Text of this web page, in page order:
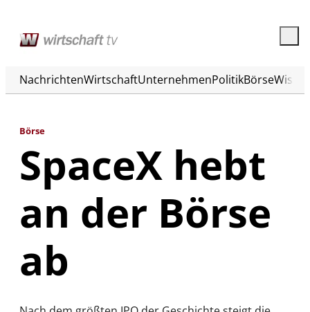
NachrichtenWirtschaftUnternehmenPolitikBörse
Börse
SpaceX hebt
an der Börse
ab